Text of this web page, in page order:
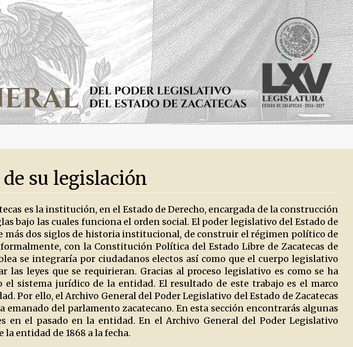
su legislación
es la institución, en el Estado de Derecho, encargada de la construcción
bajo las cuales funciona el orden social. El poder legislativo del Estado de
más dos siglos de historia institucional, de construir el régimen político de
con la Constitución Política del Estado Libre de Zacatecas de
se integraría por ciudadanos electos así como que el cuerpo legislativo
las leyes que se requirieran. Gracias al proceso legislativo es como se ha
sistema jurídico de la entidad. El resultado de este trabajo es el marco
Por ello, el Archivo General del Poder Legislativo del Estado de Zacatecas
emanado del parlamento zacatecano. En esta sección encontrarás algunas
en el pasado en la entidad. En el Archivo General del Poder Legislativo
entidad de 1868 a la fecha.